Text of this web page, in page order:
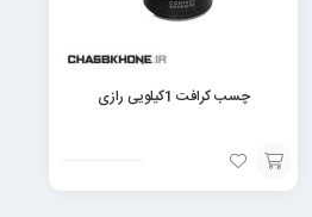
چسب کرافت 1کیلویی رازی
افزودن